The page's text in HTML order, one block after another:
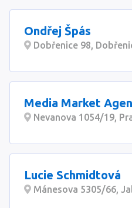
Ondřej Špás
Dobřenice 98,
Media Market
Nevanova 1054/19,
Lucie Schmidtová
Mánesova 5305/66,